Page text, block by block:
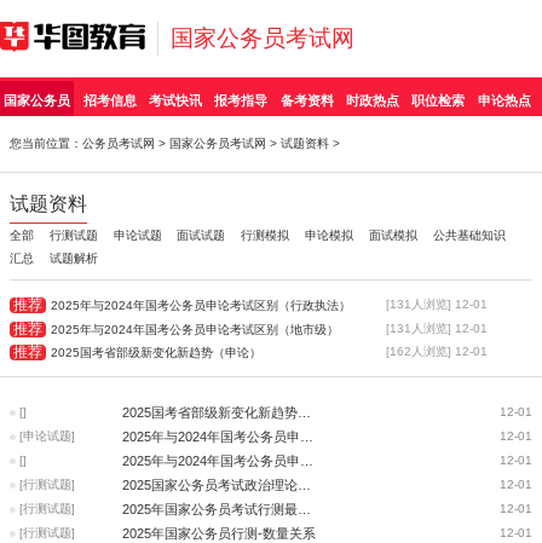
国家公务员考试网
国家公务员 招考信息 考试快讯 报考指导 备考资料 时政热点 职位检索 申论热点
您当前位置： 公务员考试网 > 国家公务员考试网 > 试题资料 >
试题资料
全部 行测试题 申论试题 面试试题 行测模拟 申论模拟 面试模拟
公共基础知识
汇总
试题解析
推荐 2025年与2024年国考公务员申论考试区别（行政执法） [131人浏览] 12-01
推荐 2025年与2024年国考公务员申论考试区别（地市级） [131人浏览] 12-01
推荐 2025国考省部级新变化新趋势（申论） [162人浏览] 12-01
12-01
[]
12-01
[申论试题]
12-01
[]
12-01
[行测试题]
12-01
[行测试题]
12-01
[行测试题] 2025年国家公务员行测-数量关系